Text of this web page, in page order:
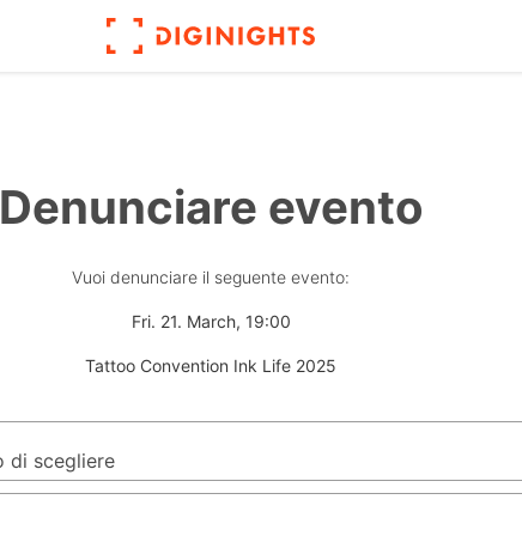
Denunciare evento
Vuoi denunciare il seguente evento:
Fri. 21. March, 19:00
Tattoo Convention Ink Life 2025